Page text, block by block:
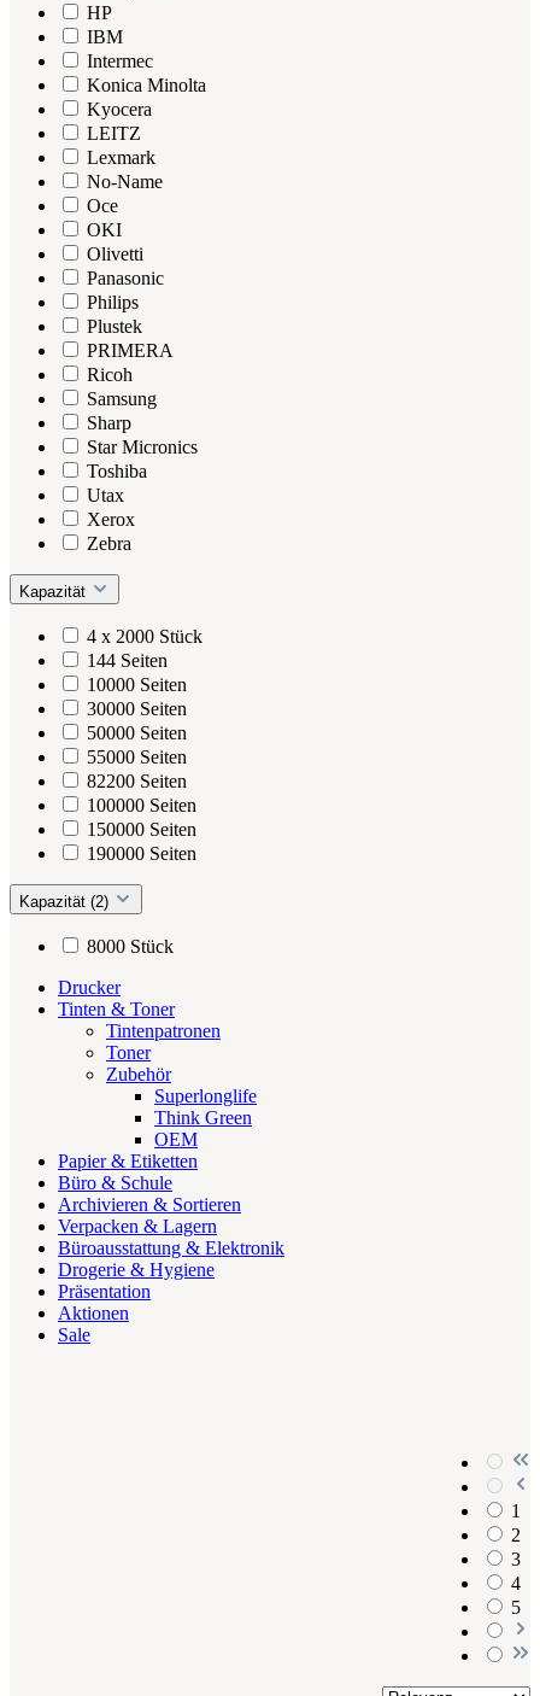
HP
IBM
Intermec
Konica Minolta
Kyocera
LEITZ
Lexmark
No-Name
Oce
OKI
Olivetti
Panasonic
Philips
Plustek
PRIMERA
Ricoh
Samsung
Sharp
Star Micronics
Toshiba
Utax
Xerox
Zebra
Kapazität
4 x 2000 Stück
144 Seiten
10000 Seiten
30000 Seiten
50000 Seiten
55000 Seiten
82200 Seiten
100000 Seiten
150000 Seiten
190000 Seiten
Kapazität (2)
8000 Stück
Drucker
Tinten & Toner
Tintenpatronen
Toner
Zubehör
Superlonglife
Think Green
OEM
Papier & Etiketten
Büro & Schule
Archivieren & Sortieren
Verpacken & Lagern
Büroausstattung & Elektronik
Drogerie & Hygiene
Präsentation
Aktionen
Sale
1
2
3
4
5